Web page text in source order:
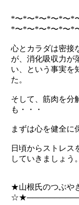
*〜*〜*〜*〜*〜*
*〜*〜*〜*〜*〜*
心とカラダは密接
が、消化吸収力が
い、という事実を
た。
そして、筋肉を分
も・・・
まずは心を健全に
日頃からストレス
していきましょう。
★山根氏のつぶや